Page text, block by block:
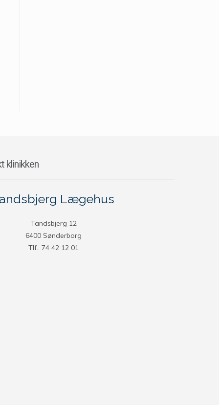
klinikken
Lægehus
Tandsbjerg 12
6400 Sønderborg
Tlf.: 74 42 12 01